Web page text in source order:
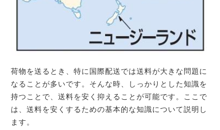
荷物を送るとき、特に国際配送では送料が大きな問題に
なることが多いです。そんな時、しっかりとした知識を
持つことで、送料を安く抑えることが可能です。ここで
は、送料を安くするための基本的な知識について説明し
ます。